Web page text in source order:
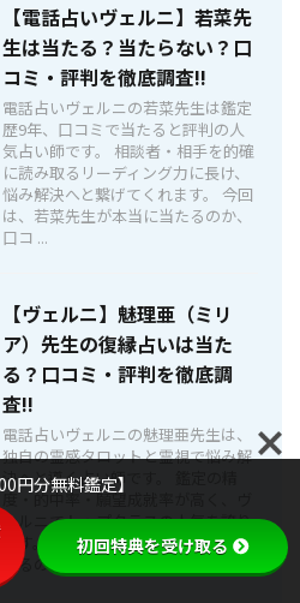
【電話占いヴェルニ】若菜先
生は当たる？当たらない？口
コミ・評判を徹底調査!!
電話占いヴェルニの若菜先生は鑑定
歴9年、口コミで当たると評判の人
気占い師です。 相談者・相手を的確
に読み取るリーディング力に長け、
悩み解決へと繋げてくれます。 今回
は、若菜先生が本当に当たるのか、
口コ ...
【ヴェルニ】魅理亜（ミリ
ア）先生の復縁占いは当た
る？口コミ・評判を徹底調
査!!
電話占いヴェルニの魅理亜先生は、
独自の霊感タロットと霊視で悩み解
決へと導く占い師です。 鑑定の精
度・的中率・願望成就率が高く、ヴ
ェルニでトップクラスの人気を誇り
ます。 今回、魅理亜先生の鑑定が当
たるの ...
円分無料鑑定】
初回特典を受け取る